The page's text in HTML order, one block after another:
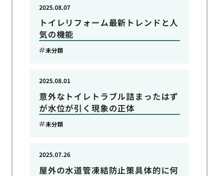
トイレリフォーム最新トレンドと人
気の機能
2025.08.07
未分類
意外なトイレトラブル詰まったはず
が水位が引く現象の正体
2025.08.01
未分類
屋外の水道管凍結防止策具体的に何
2025.07.26